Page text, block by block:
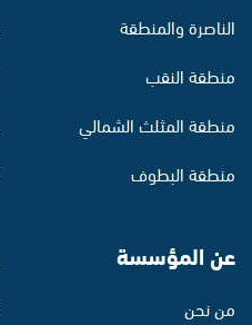
الناصرة والمنطقة
منطقة النقب
منطقة المثلث الشمالي
منطقة البطوف
عن المؤسسة
من نحن